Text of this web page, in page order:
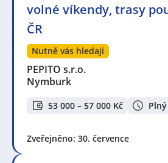
volné víkendy, trasy
ČR
Nutně vás hledají
PEPITO s.r.o.
Nymburk
53 000 – 57 000 Kč
Zveřejněno: 30. července